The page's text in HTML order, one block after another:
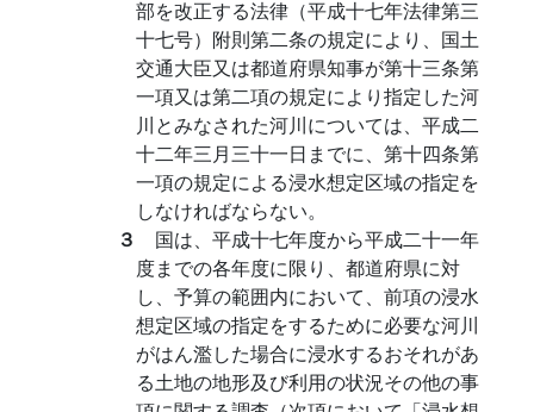
部を改正する法律（平成十七年法律第三
十七号）附則第二条の規定により、国土
交通大臣又は都道府県知事が第十三条第
一項又は第二項の規定により指定した河
川とみなされた河川については、平成二
十二年三月三十一日までに、第十四条第
一項の規定による浸水想定区域の指定を
しなければならない。
３ 国は、平成十七年度から平成二十一年
度までの各年度に限り、都道府県に対
し、予算の範囲内において、前項の浸水
想定区域の指定をするために必要な河川
がはん濫した場合に浸水するおそれがあ
る土地の地形及び利用の状況その他の事